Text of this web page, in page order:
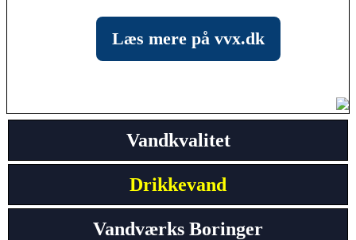
Læs mere på vvx.dk
Vandkvalitet
Drikkevand
Vandværks Boringer